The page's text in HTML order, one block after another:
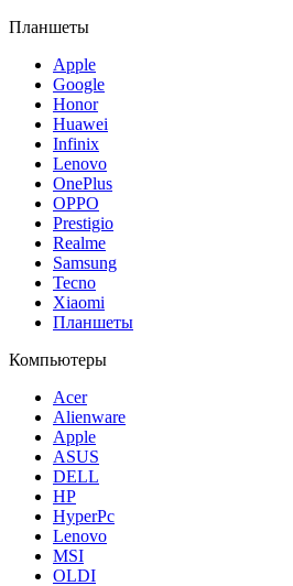
Планшеты
Apple
Google
Honor
Huawei
Infinix
Lenovo
OnePlus
OPPO
Prestigio
Realme
Samsung
Tecno
Xiaomi
Планшеты
Компьютеры
Acer
Alienware
Apple
ASUS
DELL
HP
HyperPc
Lenovo
MSI
OLDI